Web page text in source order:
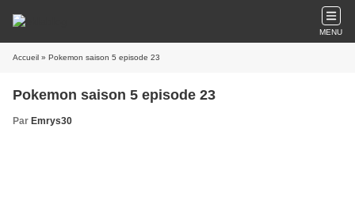
MENU
Accueil » Pokemon saison 5 episode 23
Pokemon saison 5 episode 23
Par Emrys30